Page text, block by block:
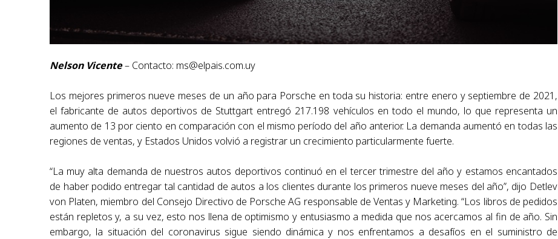
Nelson Vicente– Contacto: ms@elpais.com.uy
Los mejores primeros nueve meses de un año para Porsche en toda su historia: entre enero y septiembre de 2021,
el fabricante de autos deportivos de Stuttgart entregó 217.198 vehículos en todo el mundo, lo que representa un
aumento de 13 por ciento en comparación con el mismo período del año anterior. La demanda aumentó en todas las
regiones de ventas, y Estados Unidos volvió a registrar un crecimiento particularmente fuerte.
“La muy alta demanda de nuestros autos deportivos continuó en el tercer trimestre del año y estamos encantados
de haber podido entregar tal cantidad de autos a los clientes durante los primeros nueve meses del año”, dijo Detlev
von Platen, miembro del Consejo Directivo de Porsche AG responsable de Ventas y Marketing. “Los libros de pedidos
están repletos y, a su vez, esto nos llena de optimismo y entusiasmo a medida que nos acercamos al fin de año. Sin
embargo, la situación del coronavirus sigue siendo dinámica y nos enfrentamos a desafíos en el suministro de